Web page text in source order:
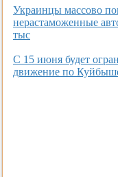
Украинцы массово
нерастаможенные
тыс
С 15 июня будет
движение по